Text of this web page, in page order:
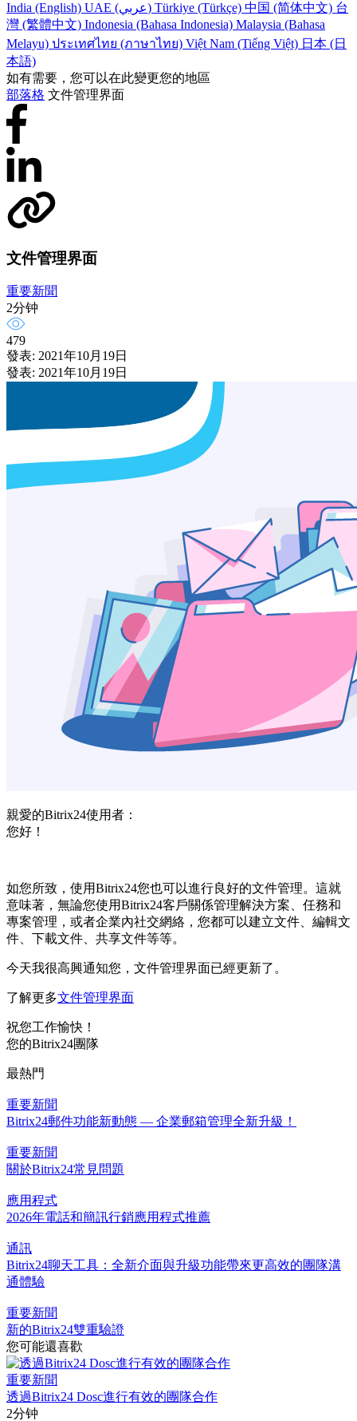
India (English)
UAE (عربي) Türkiye (Türkçe) 中国 (简体中文) 台
灣 (繁體中文) Indonesia (Bahasa Indonesia) Malaysia (Bahasa
Melayu) ประเทศไทย (ภาษาไทย) Việt Nam (Tiếng Việt) 日本 (日
本語)
如有需要，您可以在此變更您的地區
部落格 文件管理界面
文件管理界面
重要新聞
2分钟
479
發表: 2021年10月19日
發表: 2021年10月19日
親愛的Bitrix24使用者：
您好！
如您所致，使用Bitrix24您也可以進行良好的文件管理。這就
意味著，無論您使用Bitrix24客戶關係管理解決方案、任務和
專案管理，或者企業內社交網絡，您都可以建立文件、編輯文
件、下載文件、共享文件等等。
今天我很高興通知您，文件管理界面已經更新了。
了解更多文件管理界面
祝您工作愉快！
您的Bitrix24團隊
最熱門
重要新聞
Bitrix24郵件功能新動態 — 企業郵箱管理全新升級！
重要新聞
關於Bitrix24常見問題
應用程式
2026年電話和簡訊行銷應用程式推薦
通訊
Bitrix24聊天工具：全新介面與升級功能帶來更高效的團隊溝
通體驗
重要新聞
新的Bitrix24雙重驗證
您可能還喜歡
重要新聞
透過Bitrix24 Dosc進行有效的團隊合作
2分钟